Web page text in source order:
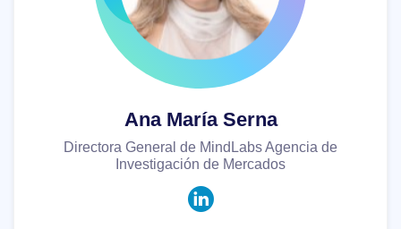
Ana María Serna
Directora General de MindLabs Agencia de
Investigación de Mercados